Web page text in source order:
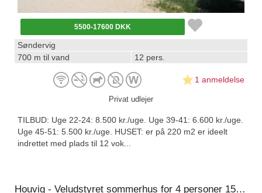
5500-17600 DKK
Søndervig
700 m til vand
12 pers.
1 anmeldelse
Privat udlejer
TILBUD: Uge 22-24: 8.500 kr./uge. Uge 39-41: 6.600 kr./uge.
Uge 45-51: 5.500 kr./uge. HUSET: er på 220 m2 er ideelt
indrettet med plads til 12 vok...
Houvig - Veludstyret sommerhus for 4 personer 150 m fra stranden ved Søndervig - panoramaudsigt